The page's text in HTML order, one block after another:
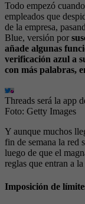
Todo empezó
empleados que
de la empresa,
Blue, versión por
añade algunas
verificación azul a
con más palabras,
Threads será la app
Foto: Getty Images
Y aunque muchos
fin de semana la red
luego de que el
reglas que entran a la
Imposición de